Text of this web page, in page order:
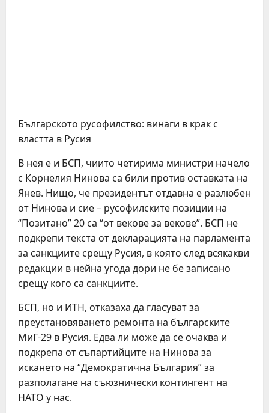
Българското русофилство: винаги в крак с
властта в Русия
В нея е и БСП, чиито четирима министри начело
с Корнелия Нинова са били против оставката на
Янев. Нищо, че президентът отдавна е разлюбен
от Нинова и сие – русофилските позиции на
“Позитано” 20 са “от векове за векове”. БСП не
подкрепи текста от декларацията на парламента
за санкциите срещу Русия, в която след всякакви
редакции в нейна угода дори не бе записано
срещу кого са санкциите.
БСП, но и ИТН, отказаха да гласуват за
преустановяването ремонта на българските
МиГ-29 в Русия. Едва ли може да се очаква и
подкрепа от съпартийците на Нинова за
искането на “Демократична България” за
разполагане на съюзнически контингент на
НАТО у нас.